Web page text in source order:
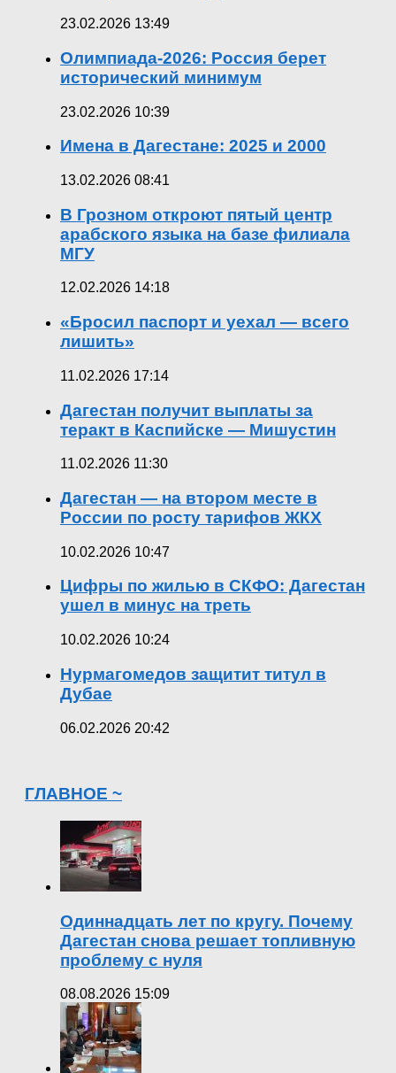
23.02.2026 13:49
Олимпиада-2026: Россия берет
исторический минимум
23.02.2026 10:39
Имена в Дагестане: 2025 и 2000
13.02.2026 08:41
В Грозном откроют пятый центр
арабского языка на базе филиала
МГУ
12.02.2026 14:18
«Бросил паспорт и уехал — всего
лишить»
11.02.2026 17:14
Дагестан получит выплаты за
теракт в Каспийске — Мишустин
11.02.2026 11:30
Дагестан — на втором месте в
России по росту тарифов ЖКХ
10.02.2026 10:47
Цифры по жилью в СКФО: Дагестан
ушел в минус на треть
10.02.2026 10:24
Нурмагомедов защитит титул в
Дубае
06.02.2026 20:42
ГЛАВНОЕ ~
Одиннадцать лет по кругу. Почему
Дагестан снова решает топливную
проблему с нуля
08.08.2026 15:09